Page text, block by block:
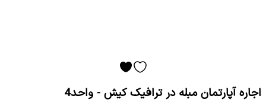
اجاره آپارتمان مبله در ترافیک کیش - واحد4